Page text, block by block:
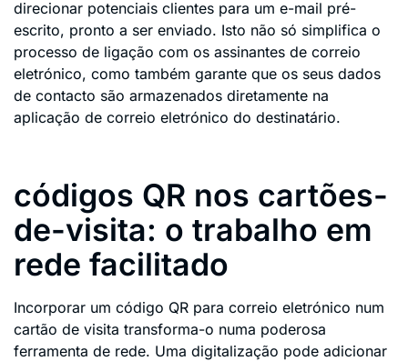
direcionar potenciais clientes para um e-mail pré-
escrito, pronto a ser enviado. Isto não só simplifica o
processo de ligação com os assinantes de correio
eletrónico, como também garante que os seus dados
de contacto são armazenados diretamente na
aplicação de correio eletrónico do destinatário.
códigos QR nos cartões-
de-visita: o trabalho em
rede facilitado
Incorporar um código QR para correio eletrónico num
cartão de visita transforma-o numa poderosa
ferramenta de rede. Uma digitalização pode adicionar